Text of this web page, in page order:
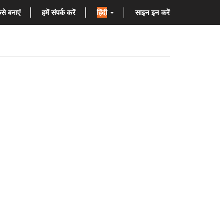
बनाएं हमें संपर्क करें हिंदी साइन इन करें